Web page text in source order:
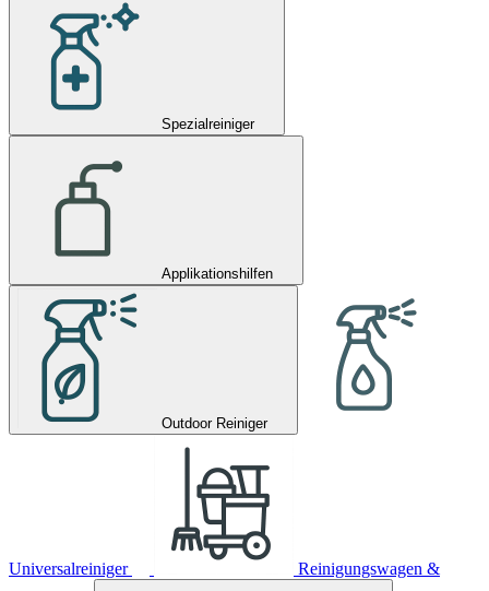
Spezialreiniger
Applikationshilfen
Outdoor Reiniger
Universalreiniger Reinigungswagen &